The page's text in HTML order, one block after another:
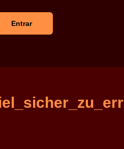
Entrar